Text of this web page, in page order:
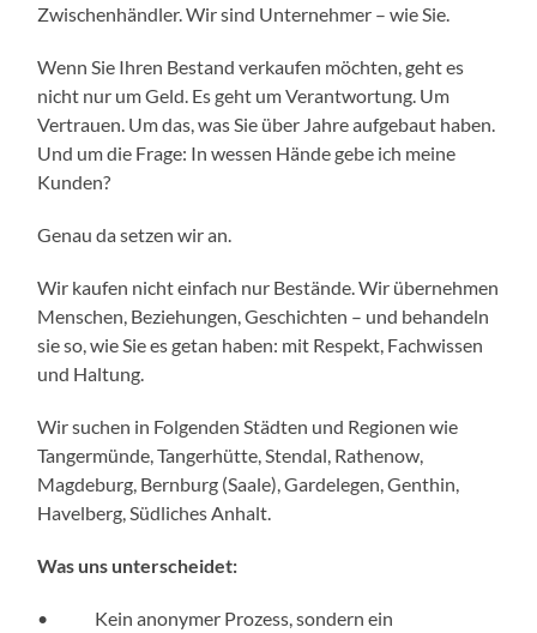
Zwischenhändler. Wir sind Unternehmer – wie Sie.
Wenn Sie Ihren Bestand verkaufen möchten, geht es
nicht nur um Geld. Es geht um Verantwortung. Um
Vertrauen. Um das, was Sie über Jahre aufgebaut haben.
Und um die Frage: In wessen Hände gebe ich meine
Kunden?
Genau da setzen wir an.
Wir kaufen nicht einfach nur Bestände. Wir übernehmen
Menschen, Beziehungen, Geschichten – und behandeln
sie so, wie Sie es getan haben: mit Respekt, Fachwissen
und Haltung.
Wir suchen in Folgenden Städten und Regionen wie
Tangermünde, Tangerhütte, Stendal, Rathenow,
Magdeburg, Bernburg (Saale), Gardelegen, Genthin,
Havelberg, Südliches Anhalt.
Was uns unterscheidet:
• Kein anonymer Prozess, sondern ein